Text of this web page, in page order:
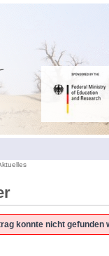
konnte nicht gefunden